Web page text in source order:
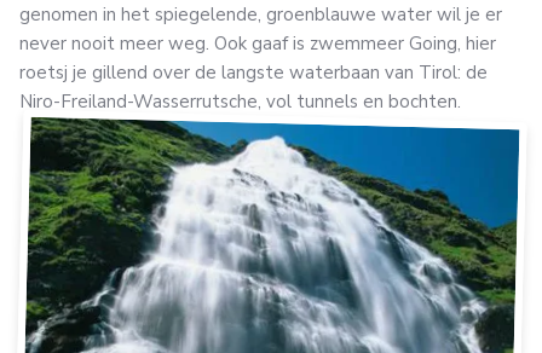
genomen in het spiegelende, groenblauwe water wil je er
never nooit meer weg. Ook gaaf is zwemmeer Going, hier
roetsj je gillend over de langste waterbaan van Tirol: de
Niro-Freiland-Wasserrutsche, vol tunnels en bochten.